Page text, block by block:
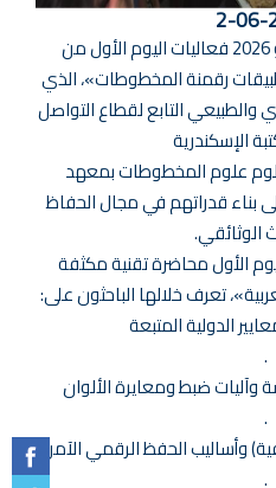
2-06-
انطلقت اليوم الثلاثاء 2 يونيو 2026 فعاليات اليوم الأول من
رقمنة المخطوطات»، الذي
والطبيعي التابع لقطاع التواصل
الإسكندرية
علوم المخطوطات بمعهد
بناء قدراتهم في مجال الحفاظ
الوثائقي.
الأول محاضرة تقنية مكثفة
تعرف خلالها الباحثون على:
الدولية المتبعة
.
وآليات ضبط ومعايرة الألوان
.
وأساليب الحفظ الرقمي الآمن
.